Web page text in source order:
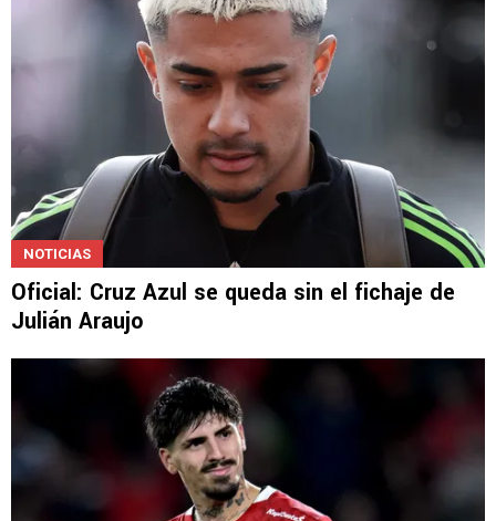
NOTICIAS
Oficial: Cruz Azul se queda sin el fichaje de
Julián Araujo